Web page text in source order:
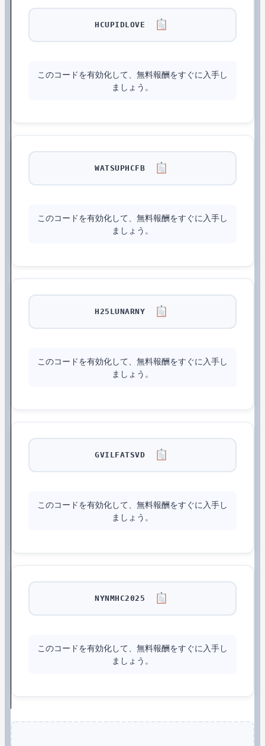
HCUPIDLOVE
このコードを有効化して、無料報酬をすぐに入手し
ましょう。
WATSUPHCFB
このコードを有効化して、無料報酬をすぐに入手し
ましょう。
H25LUNARNY
このコードを有効化して、無料報酬をすぐに入手し
ましょう。
GVILFATSVD
このコードを有効化して、無料報酬をすぐに入手し
ましょう。
NYNMHC2025
このコードを有効化して、無料報酬をすぐに入手し
ましょう。